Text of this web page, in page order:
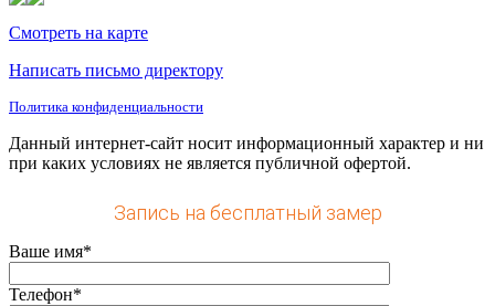
Смотреть на карте
Написать письмо директору
Политика конфиденциальности
Данный интернет-сайт носит информационный характер и ни
при каких условиях не является публичной офертой.
Запись на бесплатный замер
Ваше имя*
Телефон*